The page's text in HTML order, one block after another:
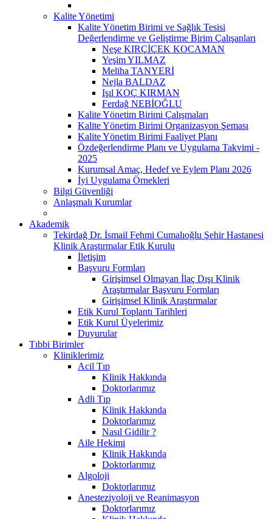
Kalite Yönetimi
Kalite Yönetim Birimi ve Sağlık Tesisi
Değerlendirme ve Geliştirme Birim Çalışanları
Neşe KIRÇİÇEK KOCAMAN
Yeşim YILMAZ
Meliha TANYERİ
Nejla BALDAZ
Işıl KOÇ KIRMAN
Ferdağ NEBİOĞLU
Kalite Yönetim Birimi Çalışmaları
Kalite Yönetim Birimi Organizasyon Şeması
Kalite Yönetim Birimi Faaliyet Planı
Özdeğerlendirme Planı ve Uygulama Takvimi -
2025
Kurumsal Amaç, Hedef ve Eylem Planı 2026
İyi Uygulama Örnekleri
Bilgi Güvenliği
Anlaşmalı Kurumlar
Akademik
Tekirdağ Dr. İsmail Fehmi Cumalıoğlu Şehir Hastanesi
Klinik Araştırmalar Etik Kurulu
İletişim
Başvuru Formları
Girişimsel Olmayan İlaç Dışı Klinik
Araştırmalar Başvuru Formları
Girişimsel Klinik Araştırmalar
Etik Kurul Toplantı Tarihleri
Etik Kurul Üyelerimiz
Duyurular
Tıbbi Birimler
Kliniklerimiz
Acil Tıp
Klinik Hakkında
Doktorlarımız
Adli Tıp
Klinik Hakkında
Doktorlarımız
Nasıl Gidilir ?
Aile Hekimi
Klinik Hakkında
Doktorlarımız
Algoloji
Doktorlarımız
Anesteziyoloji ve Reanimasyon
Doktorlarımız